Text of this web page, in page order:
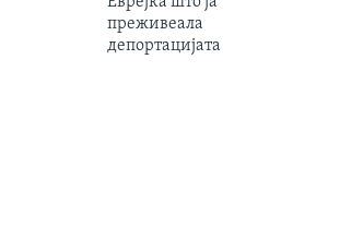
преживеала
депортацијата